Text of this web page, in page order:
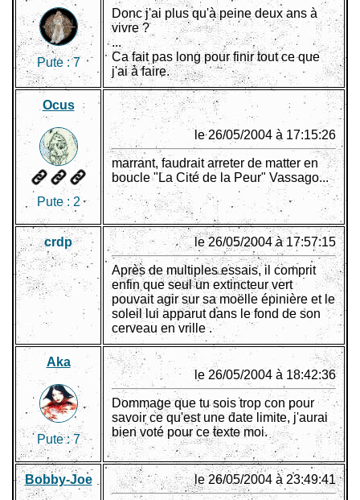
Pute :7
Donc j'ai plus qu'à peine deux ans à
vivre ?
...
Ca fait pas long pour finir tout ce que
j'ai à faire.
Ocus
Pute : 2
le 26/05/2004 à 17:15:26
marrant, faudrait arreter de matter en
boucle "La Cité de la Peur" Vassago...
crdp le 26/05/2004 à 17:57:15
Après de multiples essais, il comprit
enfin que seul un extincteur vert
pouvait agir sur sa moëlle épinière et le
soleil lui apparut dans le fond de son
cerveau en vrille .
Aka
Pute :7
le 26/05/2004 à 18:42:36
Dommage que tu sois trop con pour
savoir ce qu'est une date limite, j'aurai
bien voté pour ce texte moi.
Bobby-Joe le 26/05/2004 à 23:49:41